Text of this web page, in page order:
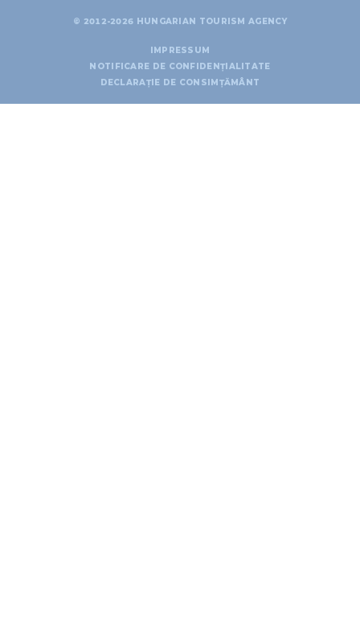
© 2012-2026 HUNGARIAN TOURISM AGENCY
IMPRESSUM
NOTIFICARE DE CONFIDENȚIALITATE
DECLARAȚIE DE CONSIMȚĂMÂNT